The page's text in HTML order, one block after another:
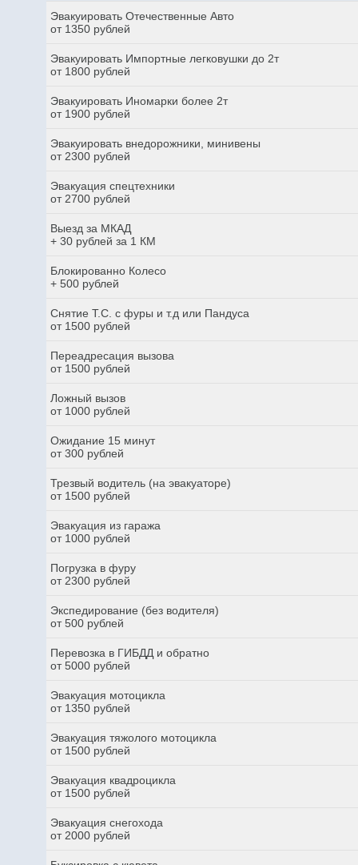
Эвакуировать Отечественные Авто
от 1350 рублей
Эвакуировать Импортные легковушки до 2т
от 1800 рублей
Эвакуировать Иномарки более 2т
от 1900 рублей
Эвакуировать внедорожники, минивены
от 2300 рублей
Эвакуация спецтехники
от 2700 рублей
Выезд за МКАД
+ 30 рублей за 1 КМ
Блокированно Колесо
+ 500 рублей
Снятие Т.С. с фуры и т.д или Пандуса
от 1500 рублей
Переадресация вызова
от 1500 рублей
Ложный вызов
от 1000 рублей
Ожидание 15 минут
от 300 рублей
Трезвый водитель (на эвакуаторе)
от 1500 рублей
Эвакуация из гаража
от 1000 рублей
Погрузка в фуру
от 2300 рублей
Экспедирование (без водителя)
от 500 рублей
Перевозка в ГИБДД и обратно
от 5000 рублей
Эвакуация мотоцикла
от 1350 рублей
Эвакуация тяжолого мотоцикла
от 1500 рублей
Эвакуация квадроцикла
от 1500 рублей
Эвакуация снегохода
от 2000 рублей